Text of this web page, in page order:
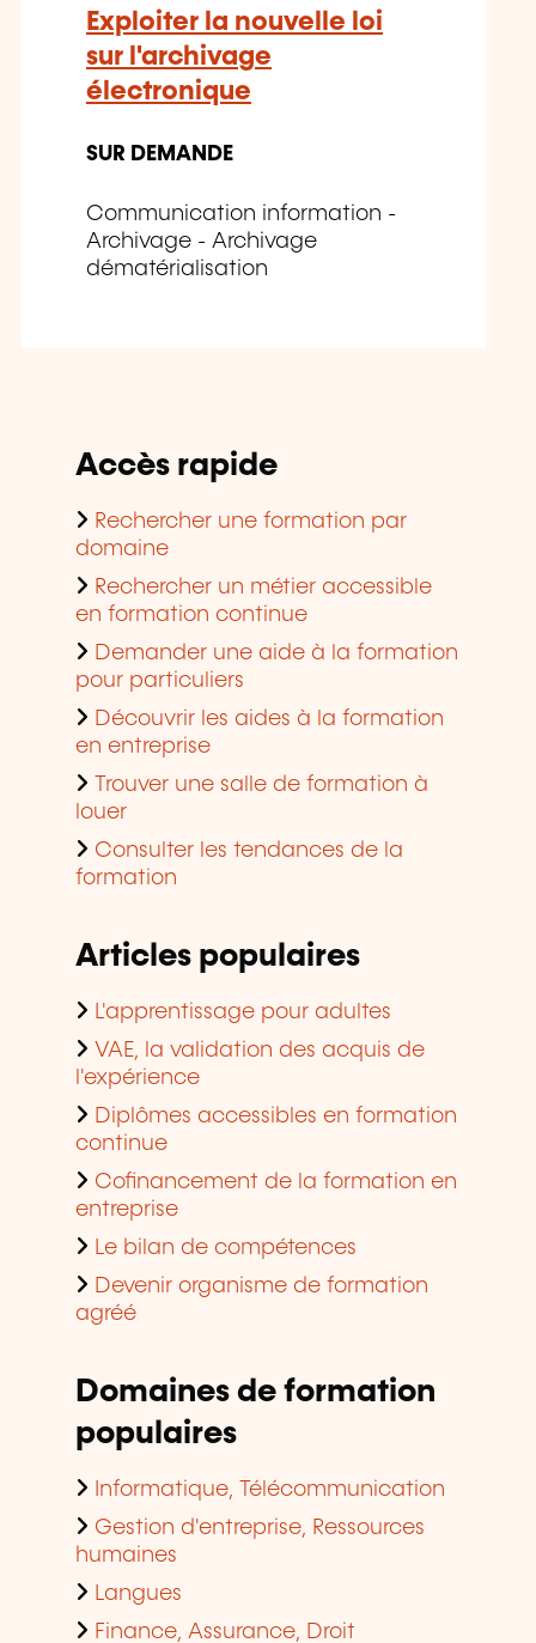
Exploiter la nouvelle loi
sur l'archivage
électronique
SUR DEMANDE
Communication information -
Archivage - Archivage
dématérialisation
Accès rapide
Rechercher une formation par
domaine
Rechercher un métier accessible
en formation continue
Demander une aide à la formation
pour particuliers
Découvrir les aides à la formation
en entreprise
Trouver une salle de formation à
louer
Consulter les tendances de la
formation
Articles populaires
L'apprentissage pour adultes
VAE, la validation des acquis de
l'expérience
Diplômes accessibles en formation
continue
Cofinancement de la formation en
entreprise
Le bilan de compétences
Devenir organisme de formation
agréé
Domaines de formation
populaires
Informatique, Télécommunication
Gestion d'entreprise, Ressources
humaines
Langues
Finance, Assurance, Droit